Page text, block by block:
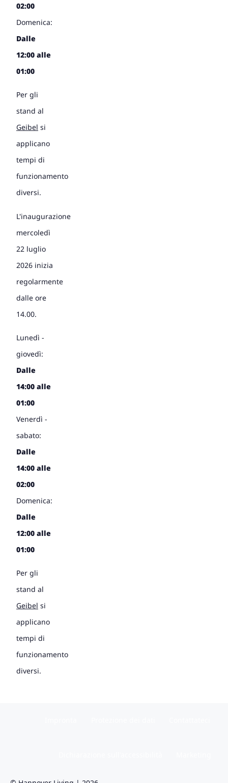
02:00
Domenica:
Dalle
12:00 alle
01:00
Per gli
stand al
Geibel si
applicano
tempi di
funzionamento
diversi.
L'inaugurazione
mercoledì
22 luglio
2026 inizia
regolarmente
dalle ore
14.00.
Lunedì -
giovedì:
Dalle
14:00 alle
01:00
Venerdì -
sabato:
Dalle
14:00 alle
02:00
Domenica:
Dalle
12:00 alle
01:00
Per gli
stand al
Geibel si
applicano
tempi di
funzionamento
diversi.